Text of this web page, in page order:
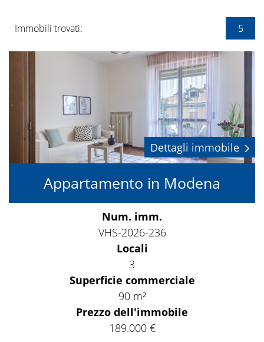
Immobili trovati: 5
Dettagli immobile
Appartamento in Modena
Num. imm.
VHS-2026-236
Locali
3
Superficie commerciale
90 m²
Prezzo dell'immobile
189.000 €